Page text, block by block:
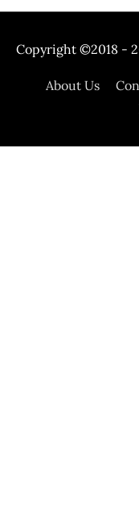
Copyright ©2018 -
About Us